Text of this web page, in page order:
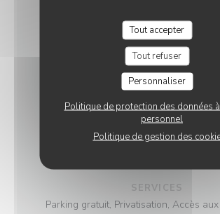
Tout accepter
Tout refuser
Personnaliser
Politique de protection des données
personnel
Politique de gestion des
CUISINE
Semi-Gastronomique, Cuisine
Traditionnel
TYPE DE RESTAURANT
Cuisine moderne et bistrot
SERVICES
Parking gratuit, Privatisation, Accès